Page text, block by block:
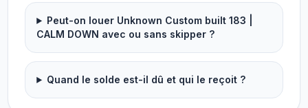
Peut-on louer Unknown Custom built 183 |
CALM DOWN avec ou sans skipper ?
Quand le solde est-il dû et qui le reçoit ?